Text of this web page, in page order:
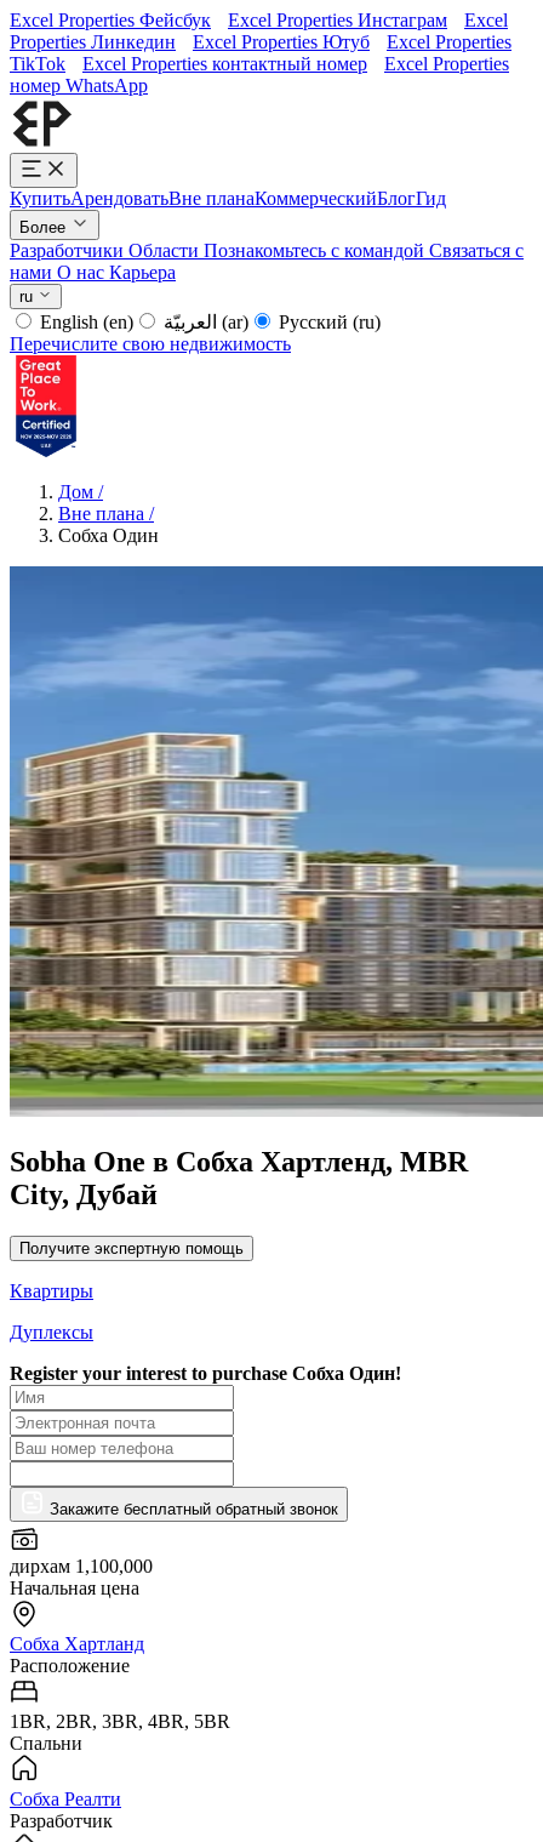
Excel Properties Фейсбук Excel Properties Инстаграм
Excel
Properties Линкедин
Excel Properties Ютуб
Excel Properties
TikTok
Excel Properties контактный номер
Excel Properties
номер WhatsApp
КупитьАрендоватьВне планаКоммерческийБлогГид
Более
Разработчики Области Познакомьтесь с командой Связаться с
нами О нас Карьера
ru
English (en) (ar) Русский (ru)
Перечислите свою недвижимость
Дом /
Вне плана /
Собха Один
Sobha One в Собха Хартленд, MBR
City, Дубай
Получите экспертную помощь
Квартиры
Дуплексы
Register your interest to purchase Собха Один!
Закажите бесплатный обратный звонок
дирхам 1,100,000
Начальная цена
Собха Хартланд
Расположение
1BR, 2BR, 3BR, 4BR, 5BR
Спальни
Собха Реалти
Разработчик